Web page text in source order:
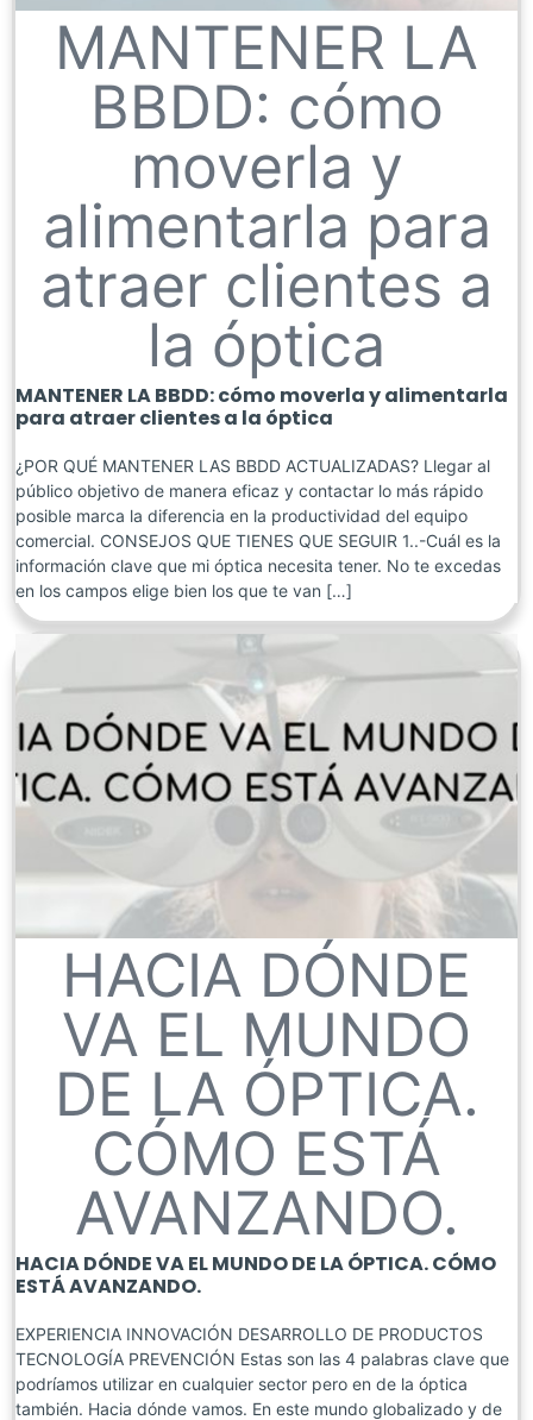
MANTENER LA
BBDD: cómo
moverla y
alimentarla para
atraer clientes a
la óptica
MANTENER LA BBDD: cómo moverla y alimentarla
para atraer clientes a la óptica
¿POR QUÉ MANTENER LAS BBDD ACTUALIZADAS? Llegar al
público objetivo de manera eficaz y contactar lo más rápido
posible marca la diferencia en la productividad del equipo
comercial. CONSEJOS QUE TIENES QUE SEGUIR 1..-Cuál es la
información clave que mi óptica necesita tener. No te excedas
en los campos elige bien los que te van […]
HACIA DÓNDE
VA EL MUNDO
DE LA ÓPTICA.
CÓMO ESTÁ
AVANZANDO.
HACIA DÓNDE VA EL MUNDO DE LA ÓPTICA. CÓMO
ESTÁ AVANZANDO.
EXPERIENCIA INNOVACIÓN DESARROLLO DE PRODUCTOS
TECNOLOGÍA PREVENCIÓN Estas son las 4 palabras clave que
podríamos utilizar en cualquier sector pero en de la óptica
también. Hacia dónde vamos. En este mundo globalizado y de